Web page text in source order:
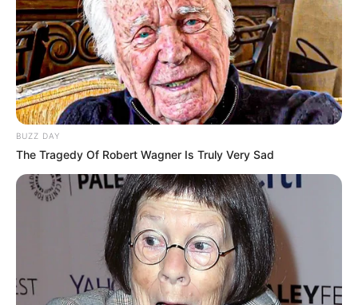
BUZZ DAY
The Tragedy Of Robert Wagner Is Truly Very Sad